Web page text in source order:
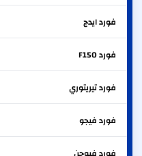
فوردايدج
فوردF150
فوردتيريتوري
فورد فيجو